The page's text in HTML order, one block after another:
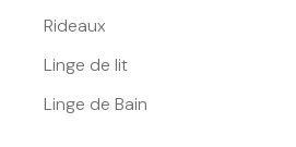
Rideaux
Linge de lit
Linge de Bain